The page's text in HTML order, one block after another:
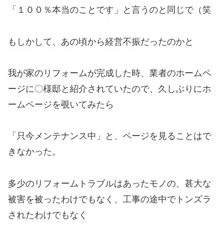
「１００％本当のことです」と言うのと同じで（笑
もしかして、あの頃から経営不振だったのかと
我が家のリフォームが完成した時、業者のホームペ
ージに〇様邸と紹介されていたので、久しぶりにホ
ームページを覗いてみたら
「只今メンテナンス中」と、ページを見ることはで
きなかった。
多少のリフォームトラブルはあったモノの、甚大な
被害を被ったわけでもなく、工事の途中でトンズラ
されたわけでもなく